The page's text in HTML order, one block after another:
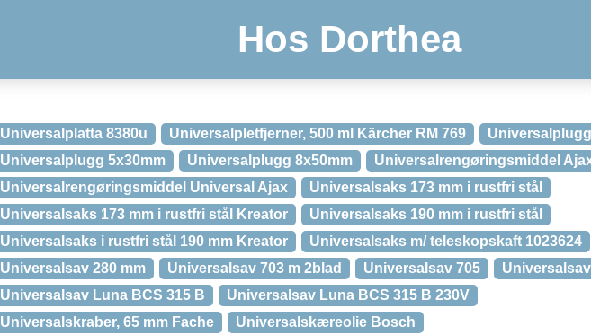
Hos Dorthea
Universalplatta 8380u Universalpletfjerner, 500 ml Kärcher RM 769
Universalplugg 5x30mm
Universalplugg 8x50mm
Universalrengøringsmiddel
Universalrengøringsmiddel Universal Ajax
Universalsaks 173 mm i rustfri stål
Universalsaks 173 mm i rustfri stål Kreator
Universalsaks 190 mm i rustfri stål
Universalsaks i rustfri stål 190 mm Kreator
Universalsaks m/ teleskopskaft 1023624
Universalsav 280 mm
Universalsav 703 m 2blad Universalsav 705
Universalsav Luna BCS 315 B
Universalsav Luna BCS 315 B 230V
Universalskraber, 65 mm Fache
Universalskæreolie Bosch